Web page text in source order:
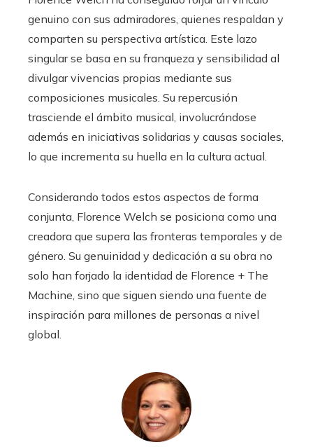
genuino con sus admiradores, quienes respaldan y
comparten su perspectiva artística. Este lazo
singular se basa en su franqueza y sensibilidad al
divulgar vivencias propias mediante sus
composiciones musicales. Su repercusión
trasciende el ámbito musical, involucrándose
además en iniciativas solidarias y causas sociales,
lo que incrementa su huella en la cultura actual.
Considerando todos estos aspectos de forma
conjunta, Florence Welch se posiciona como una
creadora que supera las fronteras temporales y de
género. Su genuinidad y dedicación a su obra no
solo han forjado la identidad de Florence + The
Machine, sino que siguen siendo una fuente de
inspiración para millones de personas a nivel
global.